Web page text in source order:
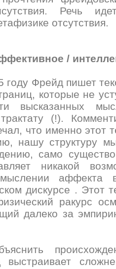
Речь
отсутствия.
/
году Фрейд пишет
которые не
высказанных
(!).
что именно этот
нашу структуру
само
никакой
аффекта
дискурсе . Этот
ракурс
далеко за